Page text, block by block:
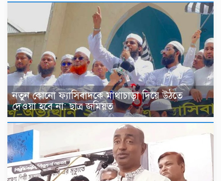
নতুন কোনো ফ্যাসিবাদকে মাথাচাড়া দিয়ে উঠতে
দেওয়া হবে না: ছাত্র জমিয়ত